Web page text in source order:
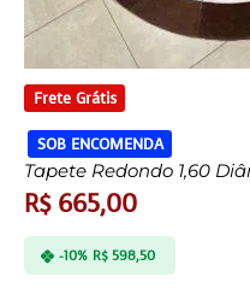
Frete Grátis
SOB ENCOMENDA
Tapete Redondo 1,60
R$665,00
-10% R$598,50